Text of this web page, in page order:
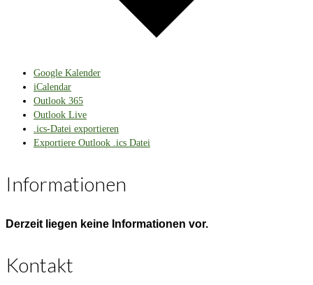
Google Kalender
iCalendar
Outlook 365
Outlook Live
.ics-Datei exportieren
Exportiere Outlook .ics Datei
Informationen
Derzeit liegen keine Informationen vor.
Kontakt